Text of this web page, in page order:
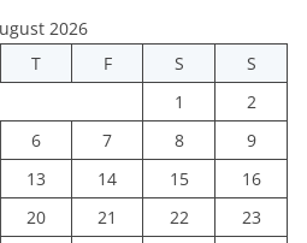
2026
T F S
S
1
2
6 7 8
9
13 14 15
16
20 21 22
23